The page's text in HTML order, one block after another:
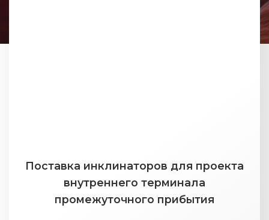
Поставка инклинаторов для проекта
внутреннего терминала
промежуточного прибытия